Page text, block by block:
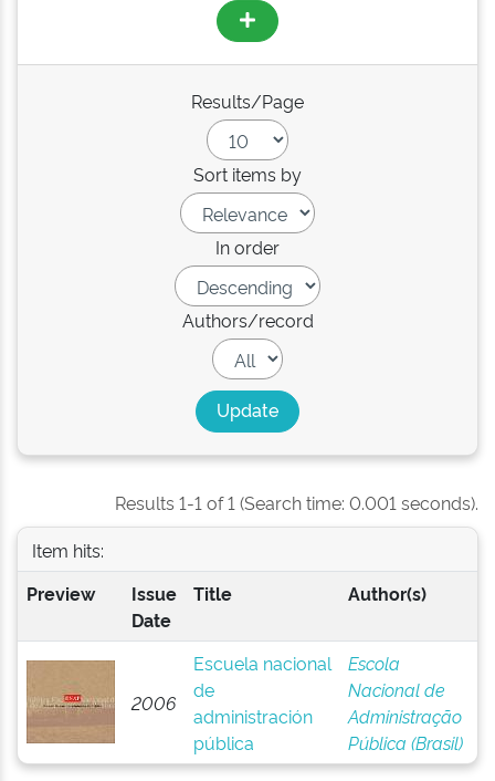
Results/Page
Sort items by
In order
Authors/record
Results 1-1 of 1 (Search time: 0.001 seconds).
Item hits:
Preview
Issue
Date
Title Author(s)
2006
Escuela nacional
de
administración
pública
Escola
Nacional de
Administração
Pública (Brasil)